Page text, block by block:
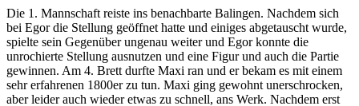
Die 1. Mannschaft reiste ins benachbarte Balingen. Nachdem sich
bei Egor die Stellung geöffnet hatte und einiges abgetauscht wurde,
spielte sein Gegenüber ungenau weiter und Egor konnte die
unrochierte Stellung ausnutzen und eine Figur und auch die Partie
gewinnen. Am 4. Brett durfte Maxi ran und er bekam es mit einem
sehr erfahrenen 1800er zu tun. Maxi ging gewohnt unerschrocken,
aber leider auch wieder etwas zu schnell, ans Werk. Nachdem erst